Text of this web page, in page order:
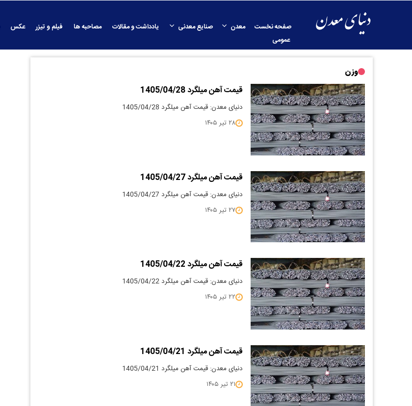
صفحه نخست معدن صنایع معدنی یادداشت و مقالات مصاحبه ها فیلم و تیزر عکس
عمومی
وزن
قیمت آهن میلگرد 1405/04/28
دنیای معدن: قیمت آهن میلگرد 1405/04/28
۲۸ تیر ۱۴۰۵
قیمت آهن میلگرد 1405/04/27
دنیای معدن: قیمت آهن میلگرد 1405/04/27
۲۷ تیر ۱۴۰۵
قیمت آهن میلگرد 1405/04/22
دنیای معدن: قیمت آهن میلگرد 1405/04/22
۲۲ تیر ۱۴۰۵
قیمت آهن میلگرد 1405/04/21
دنیای معدن: قیمت آهن میلگرد 1405/04/21
۲۱ تیر ۱۴۰۵